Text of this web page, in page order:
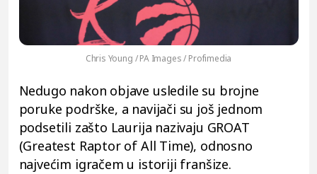
Chris Young / PA Images / Profimedia
Nedugo nakon objave usledile su brojne
poruke podrške, a navijači su još jednom
podsetili zašto Laurija nazivaju GROAT
(Greatest Raptor of All Time), odnosno
najvećim igračem u istoriji franšize.